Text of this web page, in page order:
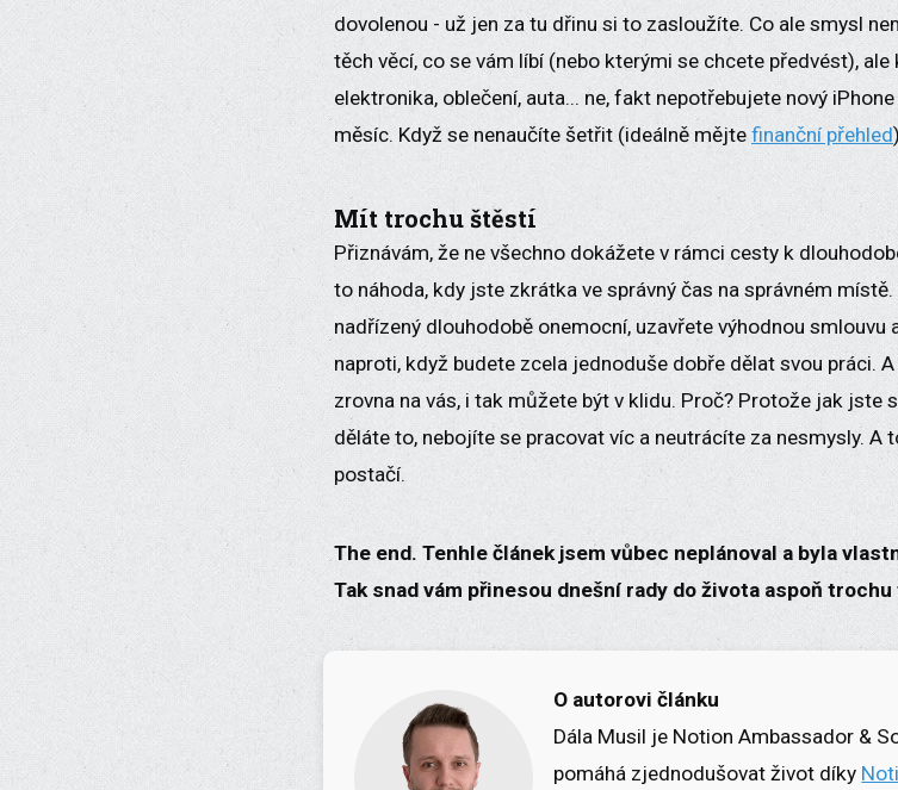
dovolenou - už jen za tu dřinu si to zasloužíte. Co ale smysl
těch věcí, co se vám líbí (nebo kterými se chcete předvést),
elektronika, oblečení, auta... ne, fakt nepotřebujete nový
měsíc. Když se nenaučíte šetřit (ideálně mějte finanční přehled
Mít trochu štěstí
Přiznávám, že ne všechno dokážete v rámci cesty k
to náhoda, kdy jste zkrátka ve správný čas na správném
nadřízený dlouhodobě onemocní, uzavřete výhodnou
naproti, když budete zcela jednoduše dobře dělat svou práci.
zrovna na vás, i tak můžete být v klidu. Proč? Protože jak jste
děláte to, nebojíte se pracovat víc a neutrácíte za nesmysly. A
postačí.
The end. Tenhle článek jsem vůbec neplánoval a byla
Tak snad vám přinesou dnešní rady do života aspoň
O autorovi článku
Dála Musil je Notion Ambassador &
pomáhá zjednodušovat život díky